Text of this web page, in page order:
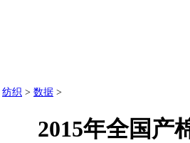
纺织 > 数据 >
2015年全国产